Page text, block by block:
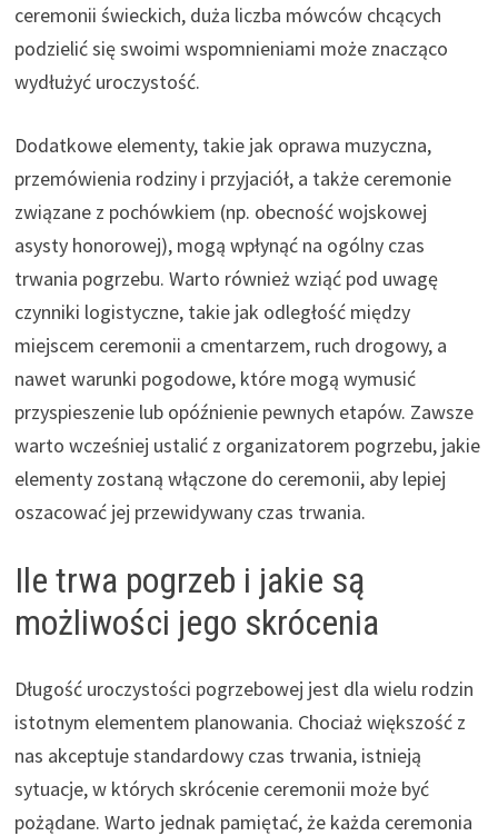
ceremonii świeckich, duża liczba mówców chcących
podzielić się swoimi wspomnieniami może znacząco
wydłużyć uroczystość.
Dodatkowe elementy, takie jak oprawa muzyczna,
przemówienia rodziny i przyjaciół, a także ceremonie
związane z pochówkiem (np. obecność wojskowej
asysty honorowej), mogą wpłynąć na ogólny czas
trwania pogrzebu. Warto również wziąć pod uwagę
czynniki logistyczne, takie jak odległość między
miejscem ceremonii a cmentarzem, ruch drogowy, a
nawet warunki pogodowe, które mogą wymusić
przyspieszenie lub opóźnienie pewnych etapów. Zawsze
warto wcześniej ustalić z organizatorem pogrzebu, jakie
elementy zostaną włączone do ceremonii, aby lepiej
oszacować jej przewidywany czas trwania.
Ile trwa pogrzeb i jakie są
możliwości jego skrócenia
Długość uroczystości pogrzebowej jest dla wielu rodzin
istotnym elementem planowania. Chociaż większość z
nas akceptuje standardowy czas trwania, istnieją
sytuacje, w których skrócenie ceremonii może być
pożądane. Warto jednak pamiętać, że każda ceremonia